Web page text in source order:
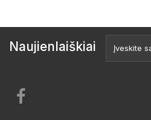
Naujienlaiškiai